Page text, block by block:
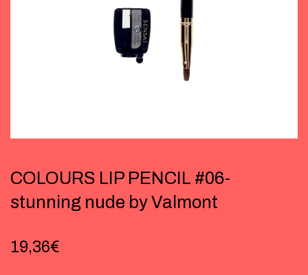
COLOURS LIP PENCIL #06-
stunning nude by Valmont
19,36€